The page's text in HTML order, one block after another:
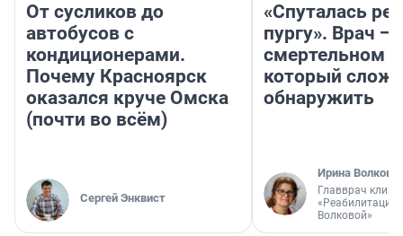
От сусликов до
автобусов с
кондиционерами.
Почему Красноярск
оказался круче Омска
(почти во всём)
Сергей Энквист
«Спуталась
пургу». Врач —
смертельном
который
обнаружить
Ирина Волкова
Главврач
«Реабилитация
Волковой»